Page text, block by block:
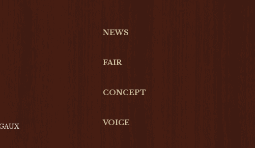
NEWS
FAIR
CONCEPT
VOICE